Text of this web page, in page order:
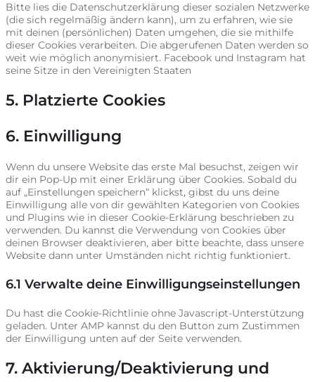
Bitte lies die Datenschutzerklärung dieser sozialen Netzwerke
(die sich regelmäßig ändern kann), um zu erfahren, wie sie
mit deinen (persönlichen) Daten umgehen, die sie mithilfe
dieser Cookies verarbeiten. Die abgerufenen Daten werden so
weit wie möglich anonymisiert. Facebook und Instagram hat
seine Sitze in den Vereinigten Staaten
5. Platzierte Cookies
6. Einwilligung
Wenn du unsere Website das erste Mal besuchst, zeigen wir
dir ein Pop-Up mit einer Erklärung über Cookies. Sobald du
auf „Einstellungen speichern“ klickst, gibst du uns deine
Einwilligung alle von dir gewählten Kategorien von Cookies
und Plugins wie in dieser Cookie-Erklärung beschrieben zu
verwenden. Du kannst die Verwendung von Cookies über
deinen Browser deaktivieren, aber bitte beachte, dass unsere
Website dann unter Umständen nicht richtig funktioniert.
6.1 Verwalte deine Einwilligungseinstellungen
Du hast die Cookie-Richtlinie ohne Javascript-Unterstützung
geladen. Unter AMP kannst du den Button zum Zustimmen
der Einwilligung unten auf der Seite verwenden.
7. Aktivierung/Deaktivierung und